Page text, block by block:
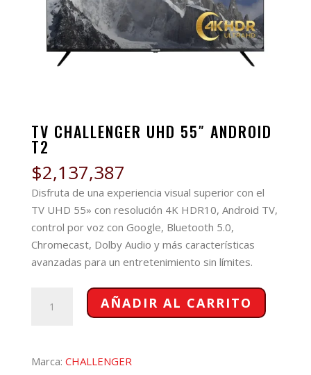
TV CHALLENGER UHD 55″ ANDROID
T2
$2,137,387
Disfruta de una experiencia visual superior con el
TV UHD 55» con resolución 4K HDR10, Android TV,
control por voz con Google, Bluetooth 5.0,
Chromecast, Dolby Audio y más características
avanzadas para un entretenimiento sin límites.
CHALLENGER
ANDROID
AÑADIR AL CARRITO
Marca: CHALLENGER